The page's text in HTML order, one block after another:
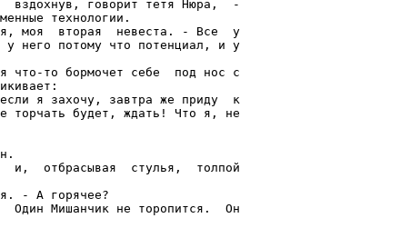
вздохнув, говорит тетя Нюра,  -
технологии.
моя  вторая  невеста. - Все  у
него потому что потенциал, и у
что-то бормочет себе  под нос с
я захочу, завтра же приду  к
торчать будет, ждать! Что я, не
и,  отбрасывая  стулья,  толпой
- А горячее?
Один Мишанчик не торопится.  Он